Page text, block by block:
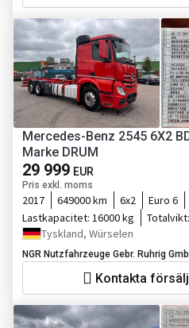
Mercedes-Benz 2545 6X2
Marke DRUM
29 999 EUR
Pris exkl. moms
2017 649000 km 6x2 Euro 6
Lastkapacitet: 16000 kg Totalvikt:
Tyskland, Würselen
NGR Nutzfahrzeuge Gebr. Ruhrig
Kontakta